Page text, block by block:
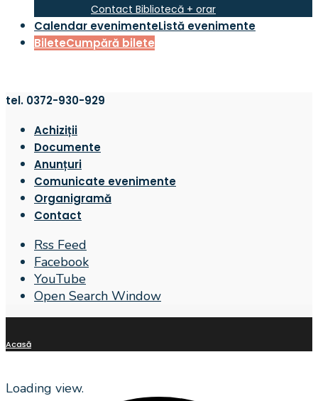
Contact Bibliotecă + orar
Calendar evenimenteListă evenimente
BileteCumpără bilete
tel. 0372-930-929
Achiziții
Documente
Anunțuri
Comunicate evenimente
Organigramă
Contact
Rss Feed
Facebook
YouTube
Open Search Window
Acasă
Loading view.